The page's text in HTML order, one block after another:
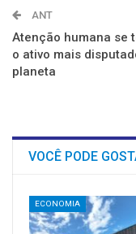
ANT
Atenção humana se
o ativo mais
planeta
VOCÊ PODE
ECONOMIA